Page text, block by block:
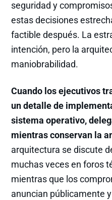
seguridad y
estas decisiones
factible después. La
intención, pero la
maniobrabilidad.
Cuando los ejecutivos
un detalle de
sistema operativo,
mientras conservan la
arquitectura se discute
muchas veces en foros
mientras que los
anuncian públicamente